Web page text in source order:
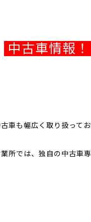
中古車情報！
車も幅広く取り扱ってお
所では、独自の中古車